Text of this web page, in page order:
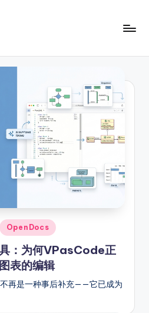
OpenDocs
：为何VPasCode正
表的编辑
再是一种事后补充——它已成为